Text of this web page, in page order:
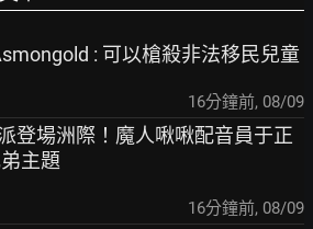
: 可以槍殺非法移民兒童
16分鐘前, 08/09
登場洲際！魔人啾啾配音員于正
主題
16分鐘前, 08/09